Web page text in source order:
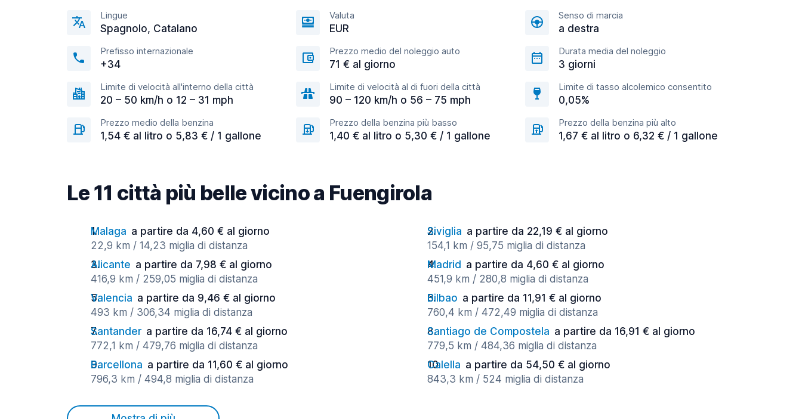
Lingue
Spagnolo, Catalano
Valuta
EUR
Senso di marcia
a destra
Prefisso internazionale
+34
Prezzo medio del noleggio auto
71 € al giorno
Durata media del noleggio
3 giorni
Limite di velocità all'interno della città
20 – 50 km/h o 12 – 31 mph
Limite di velocità al di fuori della città
90 – 120 km/h o 56 – 75 mph
Limite di tasso alcolemico consentito
0,05%
Prezzo medio della benzina
1,54 € al litro o 5,83 € / 1 gallone
Prezzo della benzina più basso
1,40 € al litro o 5,30 € / 1 gallone
Prezzo della benzina più alto
1,67 € al litro o 6,32 € / 1 gallone
Le 11 città più belle vicino a Fuengirola
Malaga a partire da 4,60 € al giorno
22,9 km / 14,23 miglia di distanza
Siviglia a partire da 22,19 € al giorno
154,1 km / 95,75 miglia di distanza
Alicante a partire da 7,98 € al giorno
416,9 km / 259,05 miglia di distanza
Madrid a partire da 4,60 € al giorno
451,9 km / 280,8 miglia di distanza
Valencia a partire da 9,46 € al giorno
493 km / 306,34 miglia di distanza
Bilbao a partire da 11,91 € al giorno
760,4 km / 472,49 miglia di distanza
Santander a partire da 16,74 € al giorno
772,1 km / 479,76 miglia di distanza
Santiago de Compostela a partire da 16,91 € al giorno
779,5 km / 484,36 miglia di distanza
Barcellona a partire da 11,60 € al giorno
796,3 km / 494,8 miglia di distanza
Calella a partire da 54,50 € al giorno
843,3 km / 524 miglia di distanza